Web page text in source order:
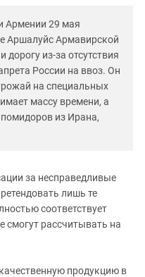
Армении 29 мая
Аршалуйс Армавирской
из-за отсутствия
России на ввоз. Он
на специальных
массу времени, а
из Ирана,
за несправедливые
лишь те
соответствует
смогут рассчитывать на
продукцию в